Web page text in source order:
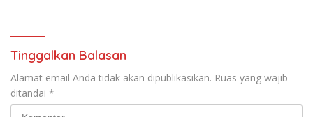
Tinggalkan Balasan
Alamat email Anda tidak akan dipublikasikan. Ruas yang wajib
ditandai *